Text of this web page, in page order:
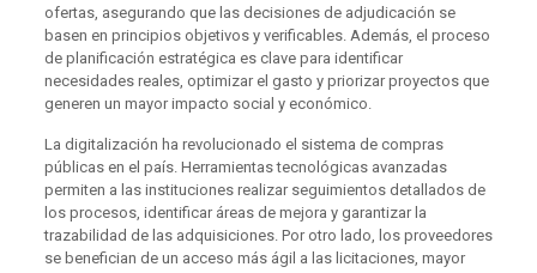
ofertas, asegurando que las decisiones de adjudicación se
basen en principios objetivos y verificables. Además, el proceso
de planificación estratégica es clave para identificar
necesidades reales, optimizar el gasto y priorizar proyectos que
generen un mayor impacto social y económico.
La digitalización ha revolucionado el sistema de compras
públicas en el país. Herramientas tecnológicas avanzadas
permiten a las instituciones realizar seguimientos detallados de
los procesos, identificar áreas de mejora y garantizar la
trazabilidad de las adquisiciones. Por otro lado, los proveedores
se benefician de un acceso más ágil a las licitaciones, mayor